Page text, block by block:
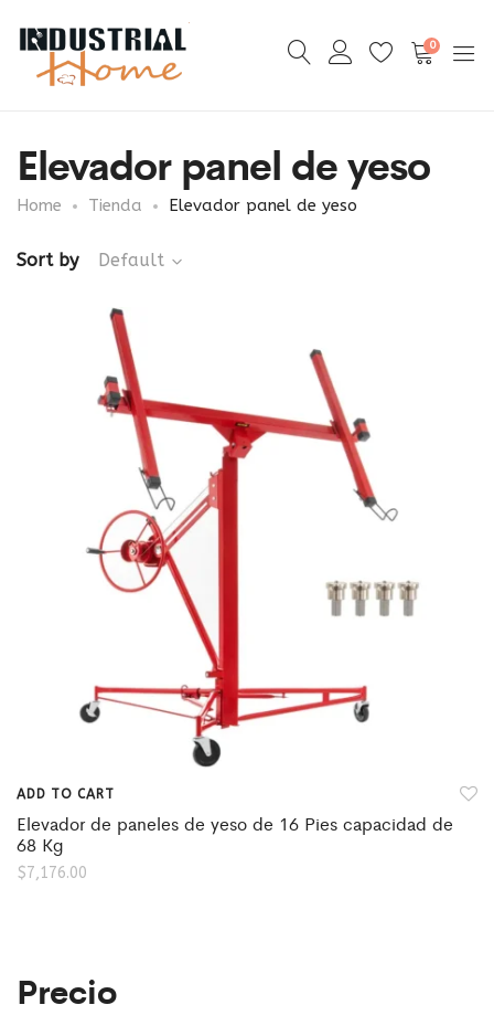
0
Elevador panel de yeso
Home Tienda Elevador panel de yeso
Sort by Default
ADD TO CART
Elevador de paneles de yeso de 16 Pies capacidad de
68 Kg
$7,176.00
Precio